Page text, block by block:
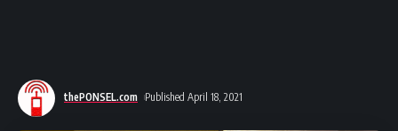
thePONSEL.com Published April 18, 2021